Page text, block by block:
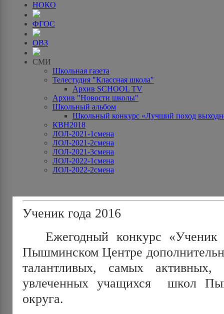
НОКО
ФГОС
ОВЗ
СМИ
Школьная газета
Телестудия "Классная школа"
Архив SCHOOL TV
Архив "Новости школы"
Школьный альбом
Школьный конкурс «Лучший поход
КВН2018
ЛОЛ-2021-1смена
ЛОЛ-2021-2смена
ЛОЛ-2021-3смена
ЛОЛ-2022-1смена
ЛОЛ-2022-2смена
Ученик года 2016
Ежегодный конкурс «Ученик
Пышминском Центре
талантливых, самых активных,
увлеченных учащихся школ
округа.